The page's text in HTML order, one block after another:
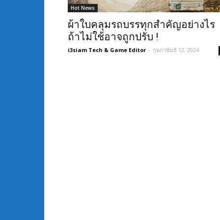
Hot News
ผ้าใบคลุมรถบรรทุกสำคัญอย่างไร
ถ้าไม่ใช้อาจถูกปรับ !
i3siam Tech & Game Editor - กุมภาพันธ์ 12, 2024